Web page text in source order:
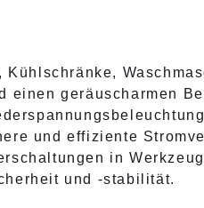
einen geräuscharmen
und effiziente
in
und -stabilität.